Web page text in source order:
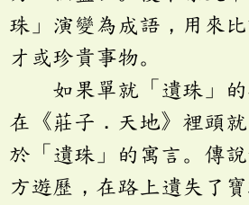
珠」演變為成語，用來
才或珍貴事物。
如果單就「遺珠」的
在《莊子．天地》裡頭
於「遺珠」的寓言。傳
方遊歷，在路上遺失了